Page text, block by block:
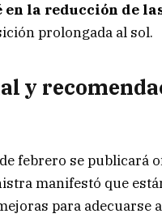
en la reducción de
prolongada al sol.
y
febrero se publicará
manifestó que
para adecuarse